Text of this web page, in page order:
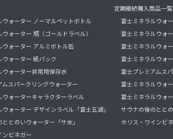
ウォーター ノーマルペットボトル
ォーター 瓶（ゴールドラベル）
ウォーター アルミボトル缶
ウォーター 紙パック
ウォーター非常用保存水
ムスパークリングウォーター
ウォーターキャラクターラベル
ォーター デザインラベル「富士五湖」
とのいウォーター「サ水」
ンビネガー
定期継続購入商品一覧
富士ミネラルウォ
富士ミネラルウォ
富士ミネラルウォ
富士ミネラルウォ
富士プレミアムス
富士ミネラルウォ
富士ミネラルウォ
サウナの後のとと
ホリス・ワインビ